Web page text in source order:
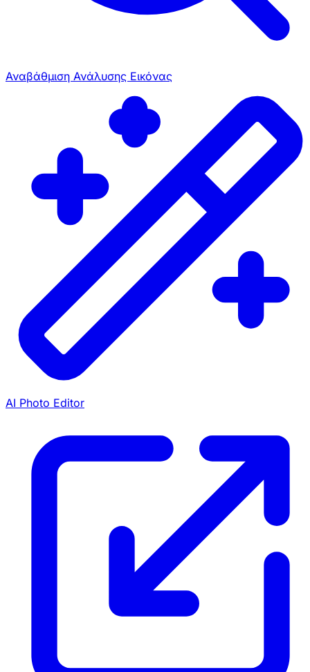
Αναβάθμιση Ανάλυσης Εικόνας
AI Photo Editor